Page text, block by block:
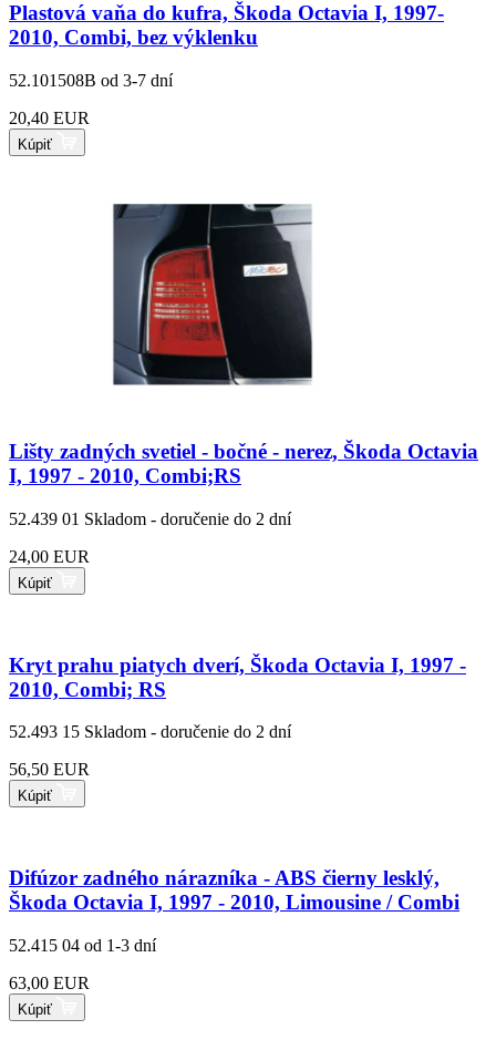
Plastová vaňa do kufra, Škoda Octavia I, 1997-
2010, Combi, bez výklenku
52.101508B od 3-7 dní
20,40 EUR
Kúpiť
Lišty zadných svetiel - bočné - nerez, Škoda Octavia
I, 1997 - 2010, Combi;RS
52.439 01 Skladom - doručenie do 2 dní
24,00 EUR
Kúpiť
Kryt prahu piatych dverí, Škoda Octavia I, 1997 -
2010, Combi; RS
52.493 15 Skladom - doručenie do 2 dní
56,50 EUR
Kúpiť
Difúzor zadného nárazníka - ABS čierny lesklý,
Škoda Octavia I, 1997 - 2010, Limousine / Combi
52.415 04 od 1-3 dní
63,00 EUR
Kúpiť